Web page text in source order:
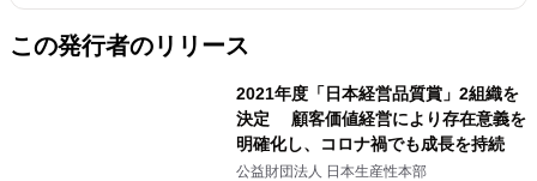
この発行者のリリース
2021年度「日本経営品質賞」2組織を
決定 顧客価値経営により存在意義を
明確化し、コロナ禍でも成長を持続
公益財団法人 日本生産性本部